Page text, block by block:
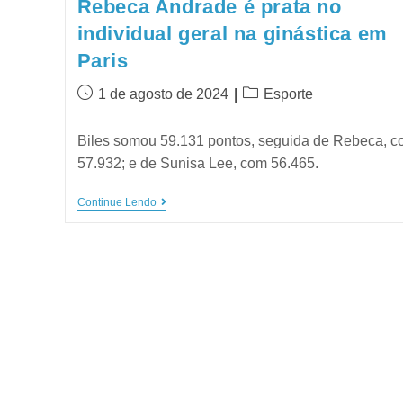
Rebeca Andrade é prata no
individual geral na ginástica em
Paris
1 de agosto de 2024 Esporte
Biles somou 59.131 pontos, seguida de Rebeca,
57.932; e de Sunisa Lee, com 56.465.
Continue Lendo